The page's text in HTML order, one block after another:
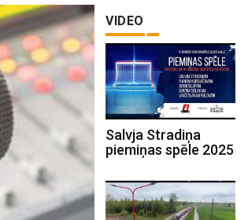
VIDEO
Salvja Stradiņa
piemiņas spēle 2025